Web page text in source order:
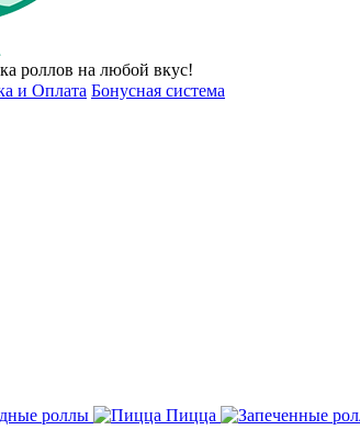
роллов на любой вкус!
и Оплата Бонусная система
роллы Пицца